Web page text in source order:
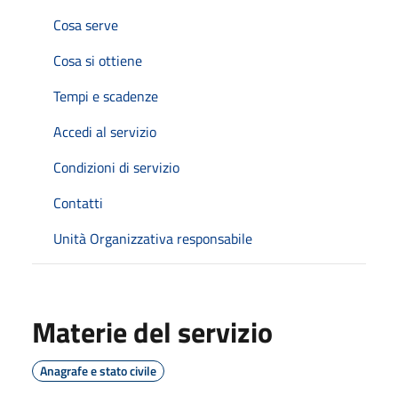
Cosa serve
Cosa si ottiene
Tempi e scadenze
Accedi al servizio
Condizioni di servizio
Contatti
Unità Organizzativa responsabile
Materie del servizio
Anagrafe e stato civile